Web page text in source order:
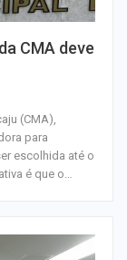
CMA deve
(CMA),
para
escolhida até o
é que o…